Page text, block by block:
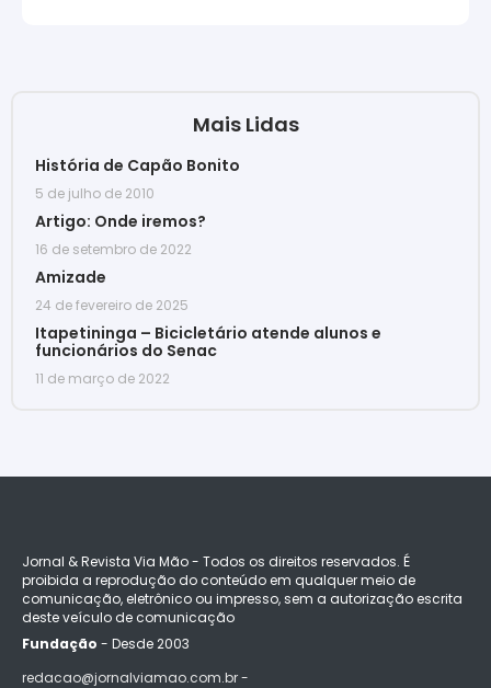
Mais Lidas
História de Capão Bonito
5 de julho de 2010
Artigo: Onde iremos?
16 de setembro de 2022
Amizade
24 de fevereiro de 2025
Itapetininga – Bicicletário atende alunos e
funcionários do Senac
11 de março de 2022
Jornal & Revista Via Mão - Todos os direitos reservados. É
proibida a reprodução do conteúdo em qualquer meio de
comunicação, eletrônico ou impresso, sem a autorização escrita
deste veículo de comunicação
Fundação - Desde 2003
redacao@jornalviamao.com.br -